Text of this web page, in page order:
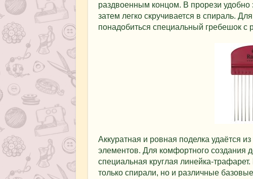
раздвоенным концом. В прорези удобно
затем легко скручивается в спираль.
понадобиться специальный гребешок с
Аккуратная и ровная поделка удаётся
элементов. Для комфортного создания
специальная круглая линейка-
только спирали, но и различные